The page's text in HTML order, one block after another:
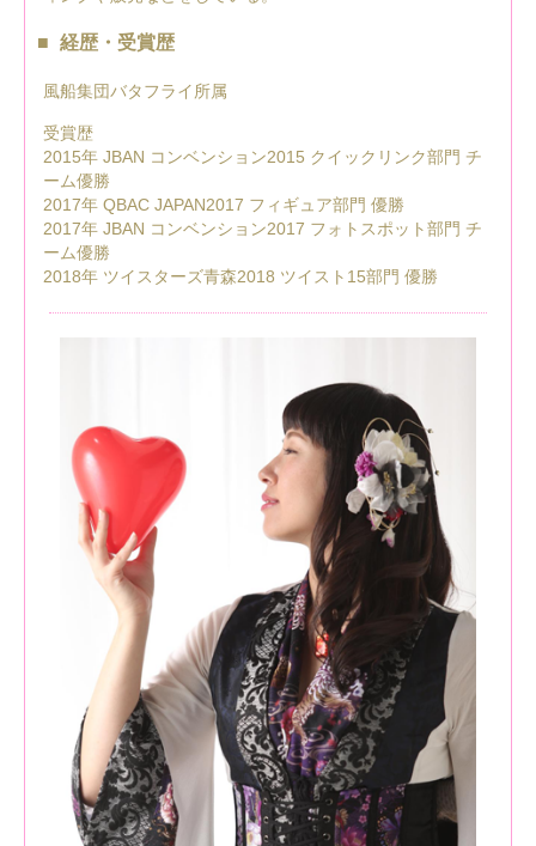
経歴・受賞歴
風船集団バタフライ所属
受賞歴
2015年 JBAN コンベンション2015 クイックリンク部門 チ
ーム優勝
2017年 QBAC JAPAN2017 フィギュア部門 優勝
2017年 JBAN コンベンション2017 フォトスポット部門 チ
ーム優勝
2018年 ツイスターズ青森2018 ツイスト15部門 優勝